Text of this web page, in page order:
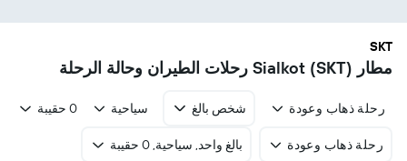
SKT
مطار Sialkot (SKT) رحلات الطيران وحالة الرحلة
رحلة ذهاب وعودة شخص بالغ سياحية 0 حقيبة
رحلة ذهاب وعودة بالغ واحد, سياحية, 0 حقيبة